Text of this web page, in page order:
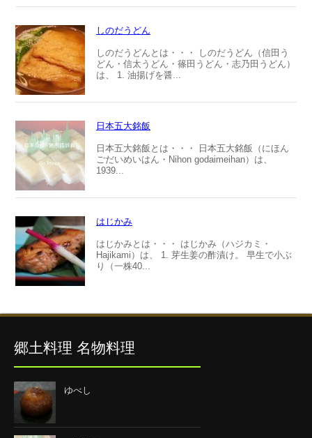
しのだうどん
しのだうどんとは・・・ しのだうどん（信田う
どん・信太うどん・篠田うどん・志乃田うどん）
は、 1. 油揚げを醤...
日本五大銘飯
日本五大銘飯とは・・・ 日本五大銘飯（にほん
ごだいめいはん・Nihon godaimeihan）は、
1939...
はじかみ
はじかみとは・・・ はじかみ（ハジカミ・
Hajikami）は、 1. 芽生姜の酢漬け。 早生で小ぶ
り（一株40...
郷土料理 名物料理
ゆべし